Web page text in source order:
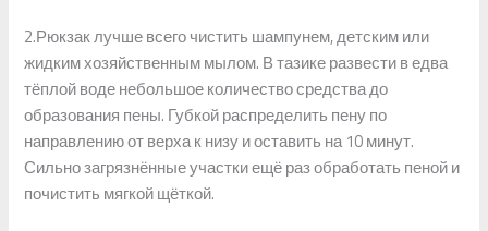
2.Рюкзак лучше всего чистить шампунем, детским или
жидким хозяйственным мылом. В тазике развести в едва
тёплой воде небольшое количество средства до
образования пены. Губкой распределить пену по
направлению от верха к низу и оставить на 10 минут.
Сильно загрязнённые участки ещё раз обработать пеной и
почистить мягкой щёткой.